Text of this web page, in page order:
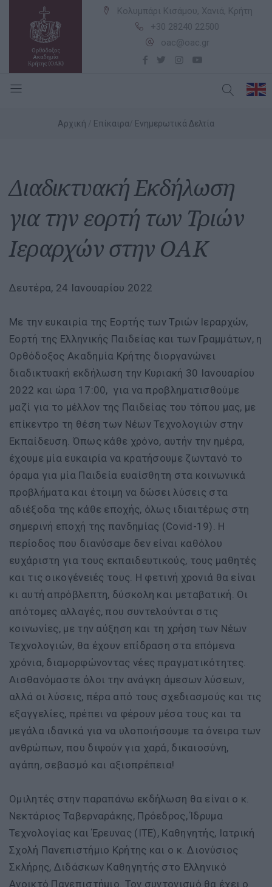
Κολυμπάρι Κισάμου, Χανιά, Κρήτη
+30 28240 22500
oac@oac.gr
Αρχική Επίκαιρα Ενημερωτικά Δελτία
Διαδικτυακή Εκδήλωση
για την εορτή των Τριών
Ιεραρχών στην ΟΑΚ
Δευτέρα, 24 Ιανουαρίου 2022
Με την ευκαιρία της Εορτής των Τριών Ιεραρχών,
Εορτή της Ελληνικής Παιδείας και των Γραμμάτων, η
Ορθόδοξος Ακαδημία Κρήτης διοργανώνει
διαδικτυακή εκδήλωση την Κυριακή 30 Ιανουαρίου
2022 και ώρα 17:00, για να προβληματισθούμε
μαζί για το μέλλον της Παιδείας του τόπου μας, με
επίκεντρο τη θέση των Νέων Τεχνολογιών στην
Εκπαίδευση. Όπως κάθε χρόνο, αυτήν την ημέρα,
έχουμε μία ευκαιρία να κρατήσουμε ζωντανό το
όραμα για μία Παιδεία ευαίσθητη στα κοινωνικά
προβλήματα και έτοιμη να δώσει λύσεις στα
αδιέξοδα της κάθε εποχής, όλως ιδιαιτέρως στη
σημερινή εποχή της πανδημίας (Covid-19). Η
περίοδος που διανύσαμε δεν είναι καθόλου
ευχάριστη για τους εκπαιδευτικούς, τους μαθητές
και τις οικογένειές τους. Η φετινή χρονιά θα είναι
κι αυτή απρόβλεπτη, δύσκολη και μεταβατική. Οι
απότομες αλλαγές, που συντελούνται στις
κοινωνίες, με την αύξηση και τη χρήση των Νέων
Τεχνολογιών, θα έχουν επίδραση στα επόμενα
χρόνια, διαμορφώνοντας νέες πραγματικότητες.
Αισθανόμαστε όλοι την ανάγκη άμεσων λύσεων,
αλλά οι λύσεις, πέρα από τους σχεδιασμούς και τις
εξαγγελίες, πρέπει να φέρουν μέσα τους και τα
μεγάλα ιδανικά για να υλοποιήσουμε τα όνειρα των
ανθρώπων, που διψούν για χαρά, δικαιοσύνη,
αγάπη, σεβασμό και αξιοπρέπεια!
Ομιλητές στην παραπάνω εκδήλωση θα είναι ο κ.
Νεκτάριος Ταβερναράκης, Πρόεδρος, Ίδρυμα
Τεχνολογίας και Έρευνας (ΙΤΕ), Καθηγητής, Ιατρική
Σχολή Πανεπιστήμιο Κρήτης και ο κ. Διονύσιος
Σκλήρης, Διδάσκων Καθηγητής στο Ελληνικό
Ανοικτό Πανεπιστήμιο. Τον συντονισμό θα έχει ο